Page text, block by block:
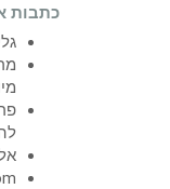
כתבות